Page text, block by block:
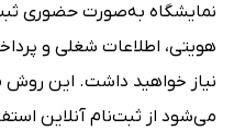
نمایشگاه به‌صورت حضوری
هویتی، اطلاعات شغلی و
نیاز خواهید داشت. این
می‌شود از ثبت‌نام آنلاین